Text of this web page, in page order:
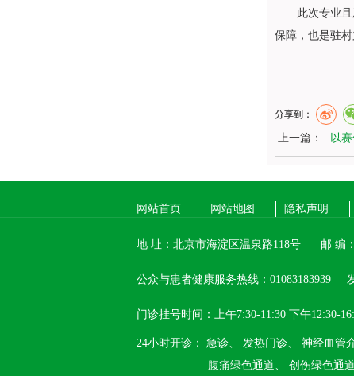
此次专业
保障，也是驻
分享到：
上一篇： 以
网站首页 网站地图 隐私声明
地 址：北京市海淀区温泉路118号 邮 编
公众与患者健康服务热线：01083183939
门诊挂号时间：上午7:30-11:30 下午12:30-
24小时开诊： 急诊、 发热门诊、 神经血管
腹痛绿色通道、
创伤绿色通道